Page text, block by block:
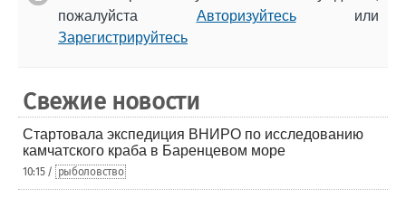
пожалуйста Авторизуйтесьили
Зарегистрируйтесь
Свежие новости
Стартовала экспедиция ВНИРО по исследованию
камчатского краба в Баренцевом море
10:15 / рыболовство